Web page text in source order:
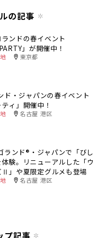
の記事
ンドの春イベント
」が開催中！
東京都
ド・ジャパンの春イベント
ィ」開催中！
名古屋 港区
ランド®・ジャパンで「びし
験。リニューアルした「ウ
Ⅱ」や夏限定グルメも登場
名古屋 港区
プ記事